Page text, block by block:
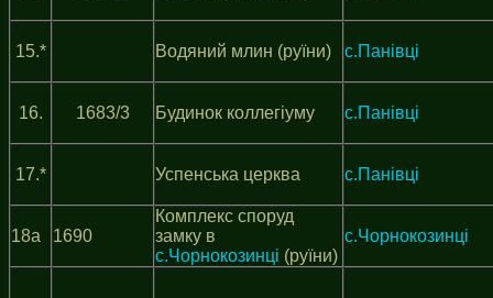
15.* Водяний млин (руїни) с.Панівці
16. 1683/3 Будинок коллегіуму с.Панівці
17.* Успенська церква с.Панівці
18а 1690
Комплекс споруд
замку в
с.Чорнокозинці (руїни)
с.Чорнокозинці